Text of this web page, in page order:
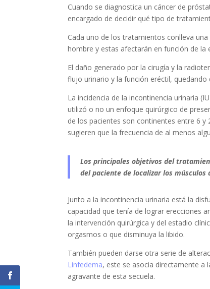
Cuando se diagnostica un cáncer de
encargado de decidir qué tipo de
Cada uno de los tratamientos conlleva
hombre y estas afectarán en función de la
El daño generado por la cirugía y la
flujo urinario y la función eréctil,
La incidencia de la incontinencia urinaria
utilizó o no un enfoque quirúrgico de
de los pacientes son continentes entre 6
sugieren que la frecuencia de al menos
Los principales objetivos del
del paciente de localizar los
Junto a la incontinencia urinaria está la
capacidad que tenía de lograr erecciones
la intervención quirúrgica y del estadio
orgasmos o que disminuya la libido.
También pueden darse otra serie de
Linfedema, este se asocia directamente a
agravante de esta secuela.